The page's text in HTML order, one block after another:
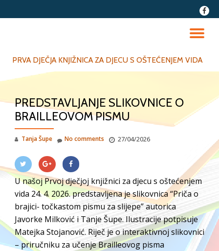
fa-
PRVA DJEČJA KNJIŽNICA ZA DJECU S OŠTEĆENJEM VIDA
PREDSTAVLJANJE SLIKOVNICE O
BRAILLEOVOM PISMU
Tanja Šupe 27/04/2026
No comments
U našoj Prvoj dječjoj knjižnici za djecu s oštećenjem
vida 24. 4. 2026. predstavljena je slikovnica “Priča o
brajici- točkastom pismu za slijepe” autorica
Javorke Milković i Tanje Šupe. Ilustracije potpisuje
Matejka Stojanović. Riječ je o interaktivnoj slikovnici
– priručniku za učenje Brailleovog pisma